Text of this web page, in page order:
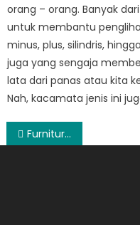
orang – orang. Banyak
untuk membantu
minus, plus, silindris,
juga yang sengaja
lata dari panas atau kita
Nah, kacamata jenis ini
Post
Furnitur Terlengkap untuk Rumah Anda Hanya di IKEA